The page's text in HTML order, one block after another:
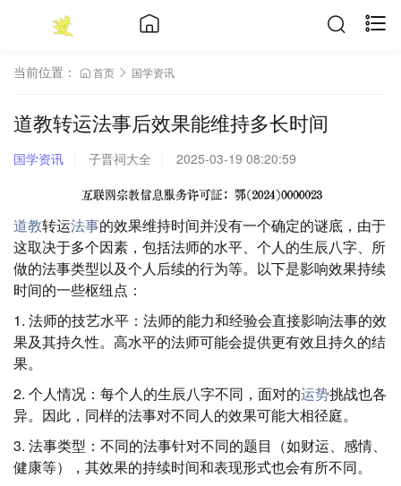
当前位置： 首页 国学资讯
道教转运法事后效果能维持多长时间
国学资讯 子晋祠大全 2025-03-19 08:20:59
道教转运法事的效果维持时间并没有一个确定的谜底，由于
这取决于多个因素，包括法师的水平、个人的生辰八字、所
做的法事类型以及个人后续的行为等。以下是影响效果持续
时间的一些枢纽点：
1. 法师的技艺水平：法师的能力和经验会直接影响法事的效
果及其持久性。高水平的法师可能会提供更有效且持久的结
果。
2. 个人情况：每个人的生辰八字不同，面对的运势挑战也各
异。因此，同样的法事对不同人的效果可能大相径庭。
3. 法事类型：不同的法事针对不同的题目（如财运、感情、
健康等），其效果的持续时间和表现形式也会有所不同。